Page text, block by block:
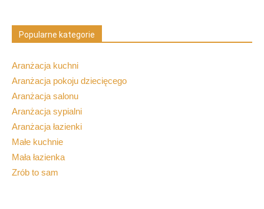
Popularne kategorie
Aranżacja kuchni
Aranżacja pokoju dziecięcego
Aranżacja salonu
Aranżacja sypialni
Aranżacja łazienki
Małe kuchnie
Mała łazienka
Zrób to sam